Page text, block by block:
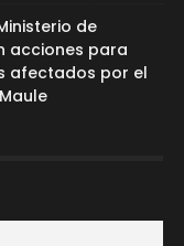
de
acciones para
afectados por el